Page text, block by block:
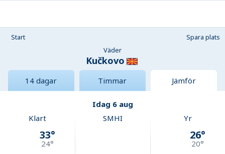
Start
Spara plats
Väder
Kučkovo
14 dagar Timmar Jämför
Idag 6 aug
Klart
33°
24°
SMHI Yr
26°
20°